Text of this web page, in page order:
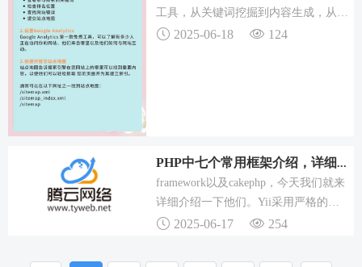
策略,可以:现代SEO需要全面的策略,结
合技术优化、高质量内容和卓越的用户
工具，从关键词挖掘到内容生成，从排
名监控到自动发布，一站式解决你的
2025-06-18 124
PHP中七个常用框架介绍，详细解读ThinkPHP及其他框架
framework以及cakephp，今天我们就来
详细介绍一下他们。Yii采用严格的
OOP编写，并有着完善的库引用以及全
习成本低，文档详细；8.自带了很多简
2025-06-17 254